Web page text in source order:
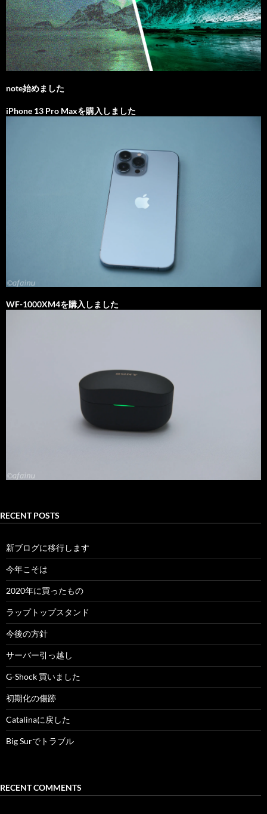
note始めました
iPhone 13 Pro Maxを購入しました
WF-1000XM4を購入しました
RECENT POSTS
新ブログに移行します
今年こそは
2020年に買ったもの
ラップトップスタンド
今後の方針
サーバー引っ越し
G-Shock 買いました
初期化の傷跡
Catalinaに戻した
Big Surでトラブル
RECENT COMMENTS